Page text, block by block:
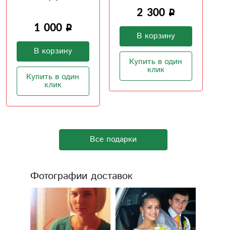
Купить в один
клик
лебяжий пух
1 500
В корзину
Все подарки
Фотографии доставок